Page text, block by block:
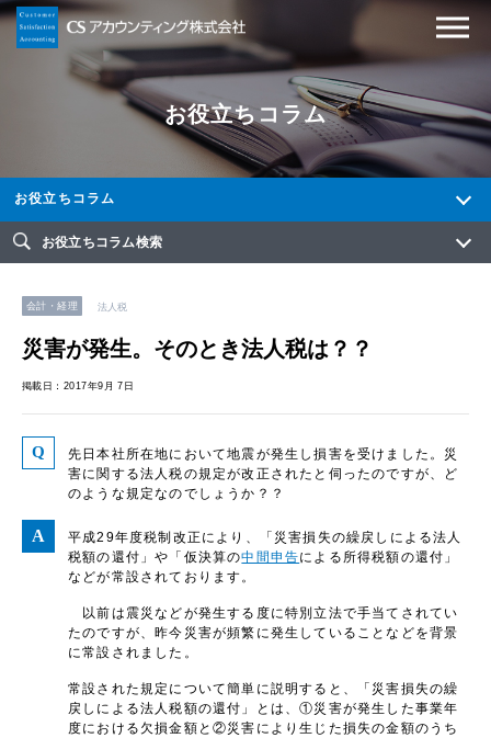
お役立ちコラム
お役立ちコラム
お役立ちコラム検索
会計・経理 法人税
災害が発生。そのとき法人税は？？
掲載日：2017年9月 7日
先日本社所在地において地震が発生し損害を受けました。災
害に関する法人税の規定が改正されたと伺ったのですが、ど
のような規定なのでしょうか？？
平成29年度税制改正により、「災害損失の繰戻しによる法人
税額の還付」や「仮決算の中間申告による所得税額の還付」
などが常設されております。
以前は震災などが発生する度に特別立法で手当てされてい
たのですが、昨今災害が頻繁に発生していることなどを背景
に常設されました。
常設された規定について簡単に説明すると、「災害損失の繰
戻しによる法人税額の還付」とは、①災害が発生した事業年
度における欠損金額と②災害により生じた損失の金額のうち